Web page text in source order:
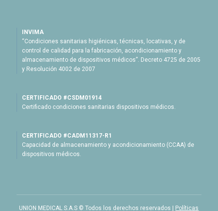
INVIMA
“Condiciones sanitarias higiénicas, técnicas, locativas, y de
control de calidad para la fabricación, acondicionamiento y
almacenamiento de dispositivos médicos”. Decreto 4725 de 2005
y Resolución 4002 de 2007
CERTIFICADO #CSDM01914
Certificado condiciones sanitarias dispositivos médicos.
CERTIFICADO #CADM11317-R1
Capacidad de almacenamiento y acondicionamiento (CCAA) de
dispositivos médicos.
UNION MEDICAL S.A.S © Todos los derechos reservados |
Políticas